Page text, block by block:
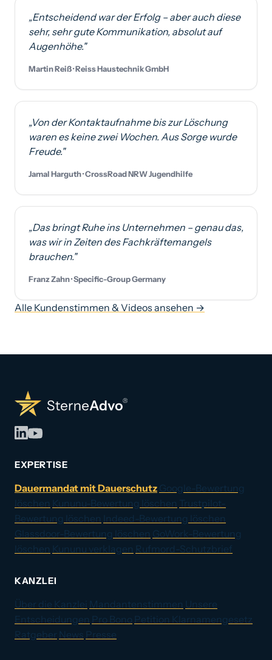
„Entscheidend war der Erfolg – aber auch diese
sehr, sehr gute Kommunikation, absolut auf
Augenhöhe."
Martin Reiß · Reiss Haustechnik GmbH
„Von der Kontaktaufnahme bis zur Löschung
waren es keine zwei Wochen. Aus Sorge wurde
Freude."
Jamal Harguth · CrossRoad NRW Jugendhilfe
„Das bringt Ruhe ins Unternehmen – genau das,
was wir in Zeiten des Fachkräftemangels
brauchen."
Franz Zahn · Specific-Group Germany
Alle Kundenstimmen & Videos ansehen →
EXPERTISE
Dauermandat mit Dauerschutz Google-Bewertung
löschen Kununu-Bewertung löschen Trustpilot-
Bewertung löschen Indeed-Bewertung löschen
Glassdoor-Bewertung löschen GoWork-Bewertung
löschen Kununu verklagen Rufmord-Schutzbrief
KANZLEI
Über die Kanzlei Mandantenstimmen Unsere
Entscheidungen Pro Bono Petition Klarnamengesetz
Ratgeber News Presse